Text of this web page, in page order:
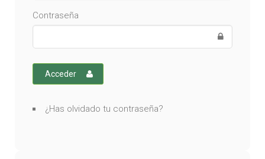
Contraseña
Acceder
¿Has olvidado tu contraseña?